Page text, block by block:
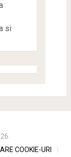
si
COOKIE-URI